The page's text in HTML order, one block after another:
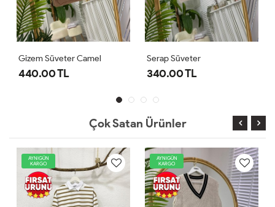
Serap Süveter
340.00 TL
Nova Süveter Mürdüm
540.00 TL
Çok Satan Ürünler
AYNIGÜN
KARGO
AYNIGÜN
KARGO